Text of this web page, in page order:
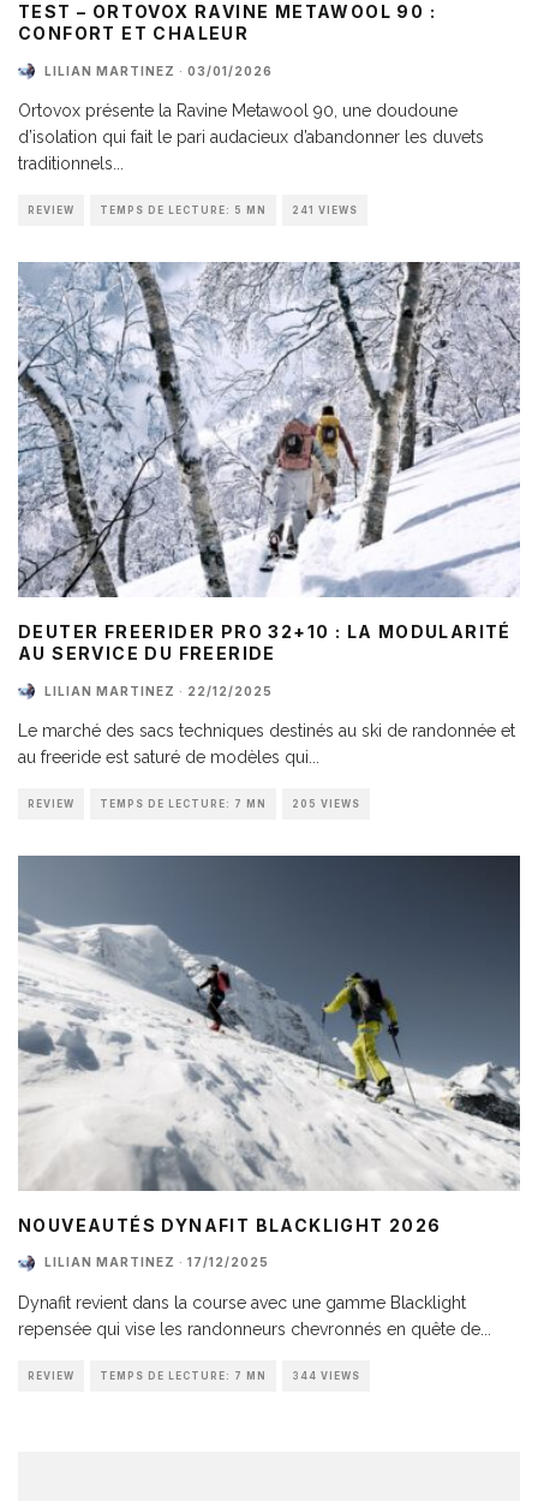
TEST – ORTOVOX RAVINE METAWOOL 90 :
CONFORT ET CHALEUR
LILIAN MARTINEZ · 03/01/2026
Ortovox présente la Ravine Metawool 90, une doudoune
d’isolation qui fait le pari audacieux d’abandonner les duvets
traditionnels...
REVIEW TEMPS DE LECTURE: 5 MN 241 VIEWS
DEUTER FREERIDER PRO 32+10 : LA MODULARITÉ
AU SERVICE DU FREERIDE
LILIAN MARTINEZ · 22/12/2025
Le marché des sacs techniques destinés au ski de randonnée et
au freeride est saturé de modèles qui
REVIEW TEMPS DE LECTURE: 7 MN 205 VIEWS
NOUVEAUTÉS DYNAFIT BLACKLIGHT 2026
LILIAN MARTINEZ · 17/12/2025
Dynafit revient dans la course avec une gamme Blacklight
repensée qui vise les randonneurs chevronnés en quête de
REVIEW TEMPS DE LECTURE: 7 MN 344 VIEWS